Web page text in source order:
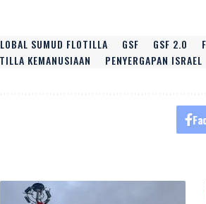
SUMUD FLOTILLA GSF GSF 2.0
KEMANUSIAAN PENYERGAPAN ISRAEL